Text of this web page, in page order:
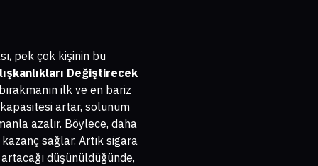
pek çok kişinin bu
Değiştirecek
ilk ve en bariz
artar, solunum
azalır. Böylece, daha
sağlar. Artık sigara
düşünüldüğünde,